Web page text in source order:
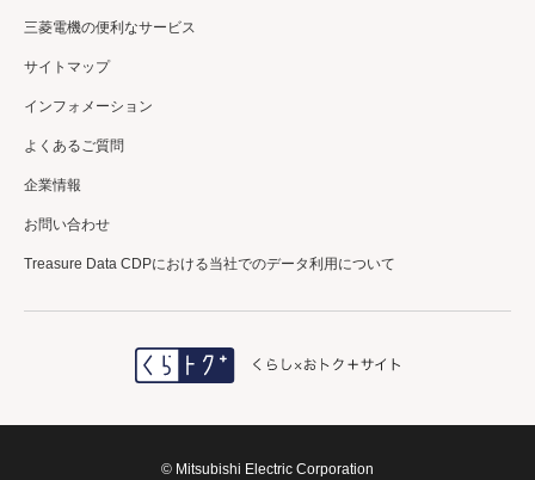
三菱電機の便利なサービス
サイトマップ
インフォメーション
よくあるご質問
企業情報
お問い合わせ
Treasure Data CDPにおける当社でのデータ利用について
© Mitsubishi Electric Corporation